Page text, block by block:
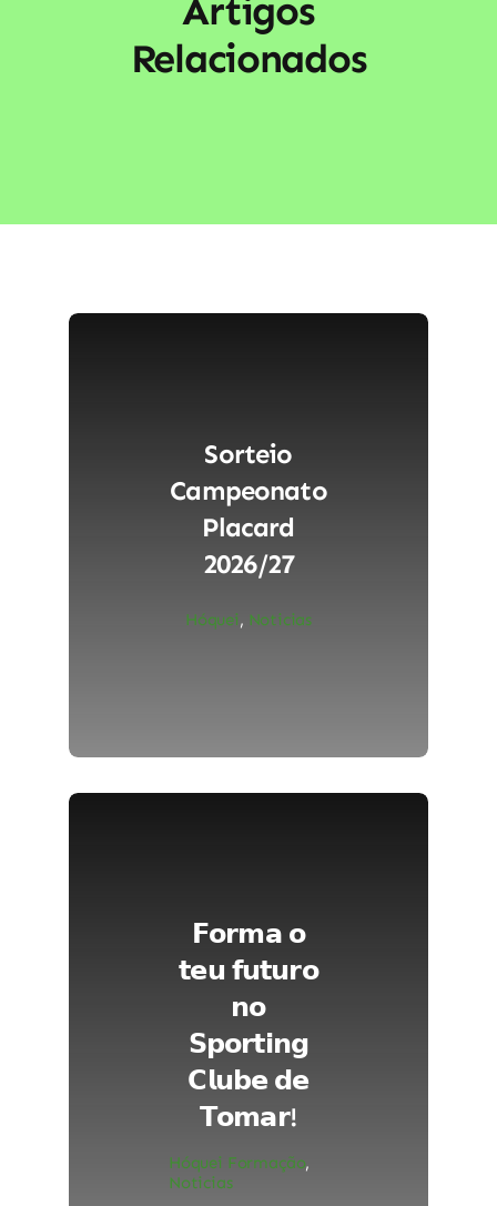
Artigos
Relacionados
Sorteio
Campeonato
Placard
2026/27
Hóquei, Noticias
𝗙𝗼𝗿𝗺𝗮 𝗼
𝘁𝗲𝘂 𝗳𝘂𝘁𝘂𝗿𝗼
𝗻𝗼
𝗦𝗽𝗼𝗿𝘁𝗶𝗻𝗴
𝗖𝗹𝘂𝗯𝗲 𝗱𝗲
𝗧𝗼𝗺𝗮𝗿!
Hóquei Formação,
Noticias